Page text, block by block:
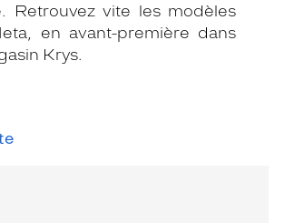
Retrouvez vite les modèles
en avant-première dans
Krys.